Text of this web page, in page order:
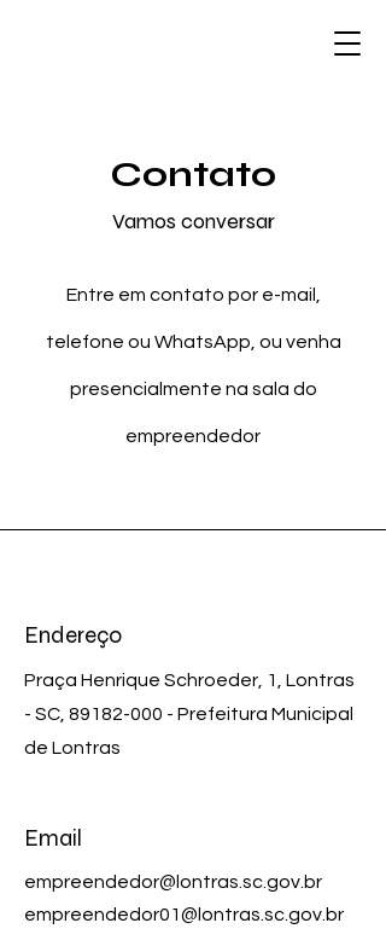
Contato
Vamos conversar
Entre em contato por e-mail,
telefone ou WhatsApp, ou venha
presencialmente na sala do
empreendedor
Endereço
Praça Henrique Schroeder, 1, Lontras
- SC, 89182-000 - Prefeitura Municipal
de Lontras
Email
empreendedor@lontras.sc.gov.br
empreendedor01@lontras.sc.gov.br